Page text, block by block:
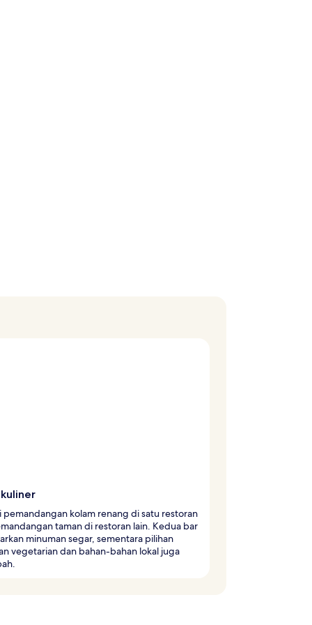
pemandangan kolam renang di satu restoran
taman di restoran lain. Kedua bar
minuman segar, sementara pilihan
vegetarian dan bahan-bahan lokal juga